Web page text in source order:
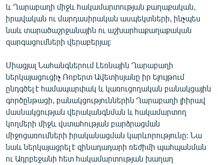
ՏՏ ԵՒ ԻՆՏԵՐՆԵՏ
ԿՈՐՈՆԱՎԻՐՈՒՍ
ԱՐԽԻՎ
ՏԵՍԱՆՅՈՒԹԵՐ
ԲԱՆԱՎԵՃ
ՁԳՏԵԼՈՎ ԼԱՎԱԳՈՒՅՆԻՆ
ՓՈԴՔԱՍԹ
Հայերեն
English
և Ղարաբաղի միջև հակամարտության քաղաքական,
իրավական ու մարդասիրական ասպեկտների, ինչպես
նաև տարածաշրջանային ու աշխարհաքաղաքական
զարգացումների վերաբերյալ:
Միացյալ Նահանգներում Լեռնային Ղարաբաղի
ներկայացուցիչ Ռոբերտ Ավետիսյանը իր ելույթում
ընդգծել է համապարփակ և կառուցողական բանակցային
գործընթացի, բանակցություններին Ղարաբաղի լիիրավ
մասնակցության վերականգնման և հակամարտող
կողմերի միջև վստահության բարձրացման
միջոցառումների իրականացման կարևորությունը: Նա
նաև ներկայացրել է զինադադարի ռեժիմի պահպանման
ու Ադրբեջանի հետ հակամարտության խաղաղ